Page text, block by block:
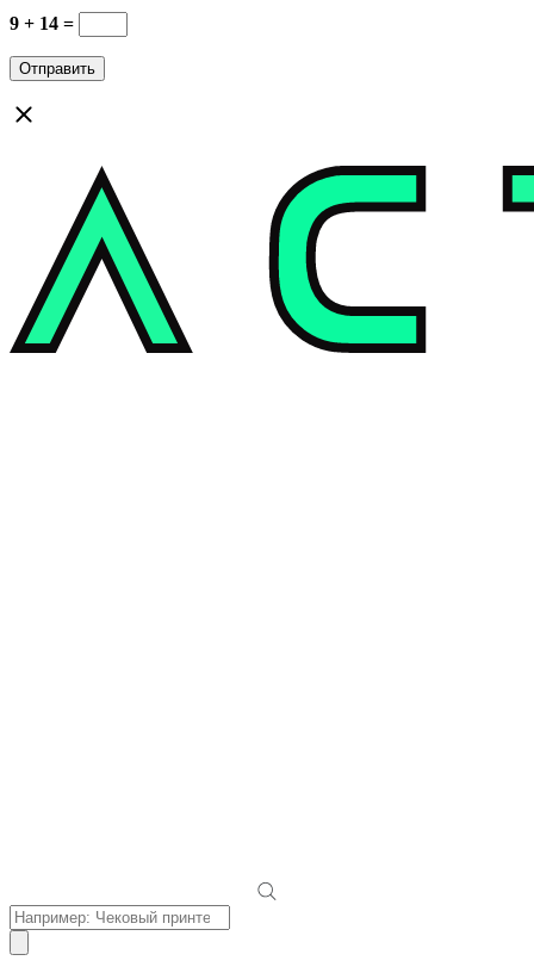
9 + 14 =
Поиск
товаров